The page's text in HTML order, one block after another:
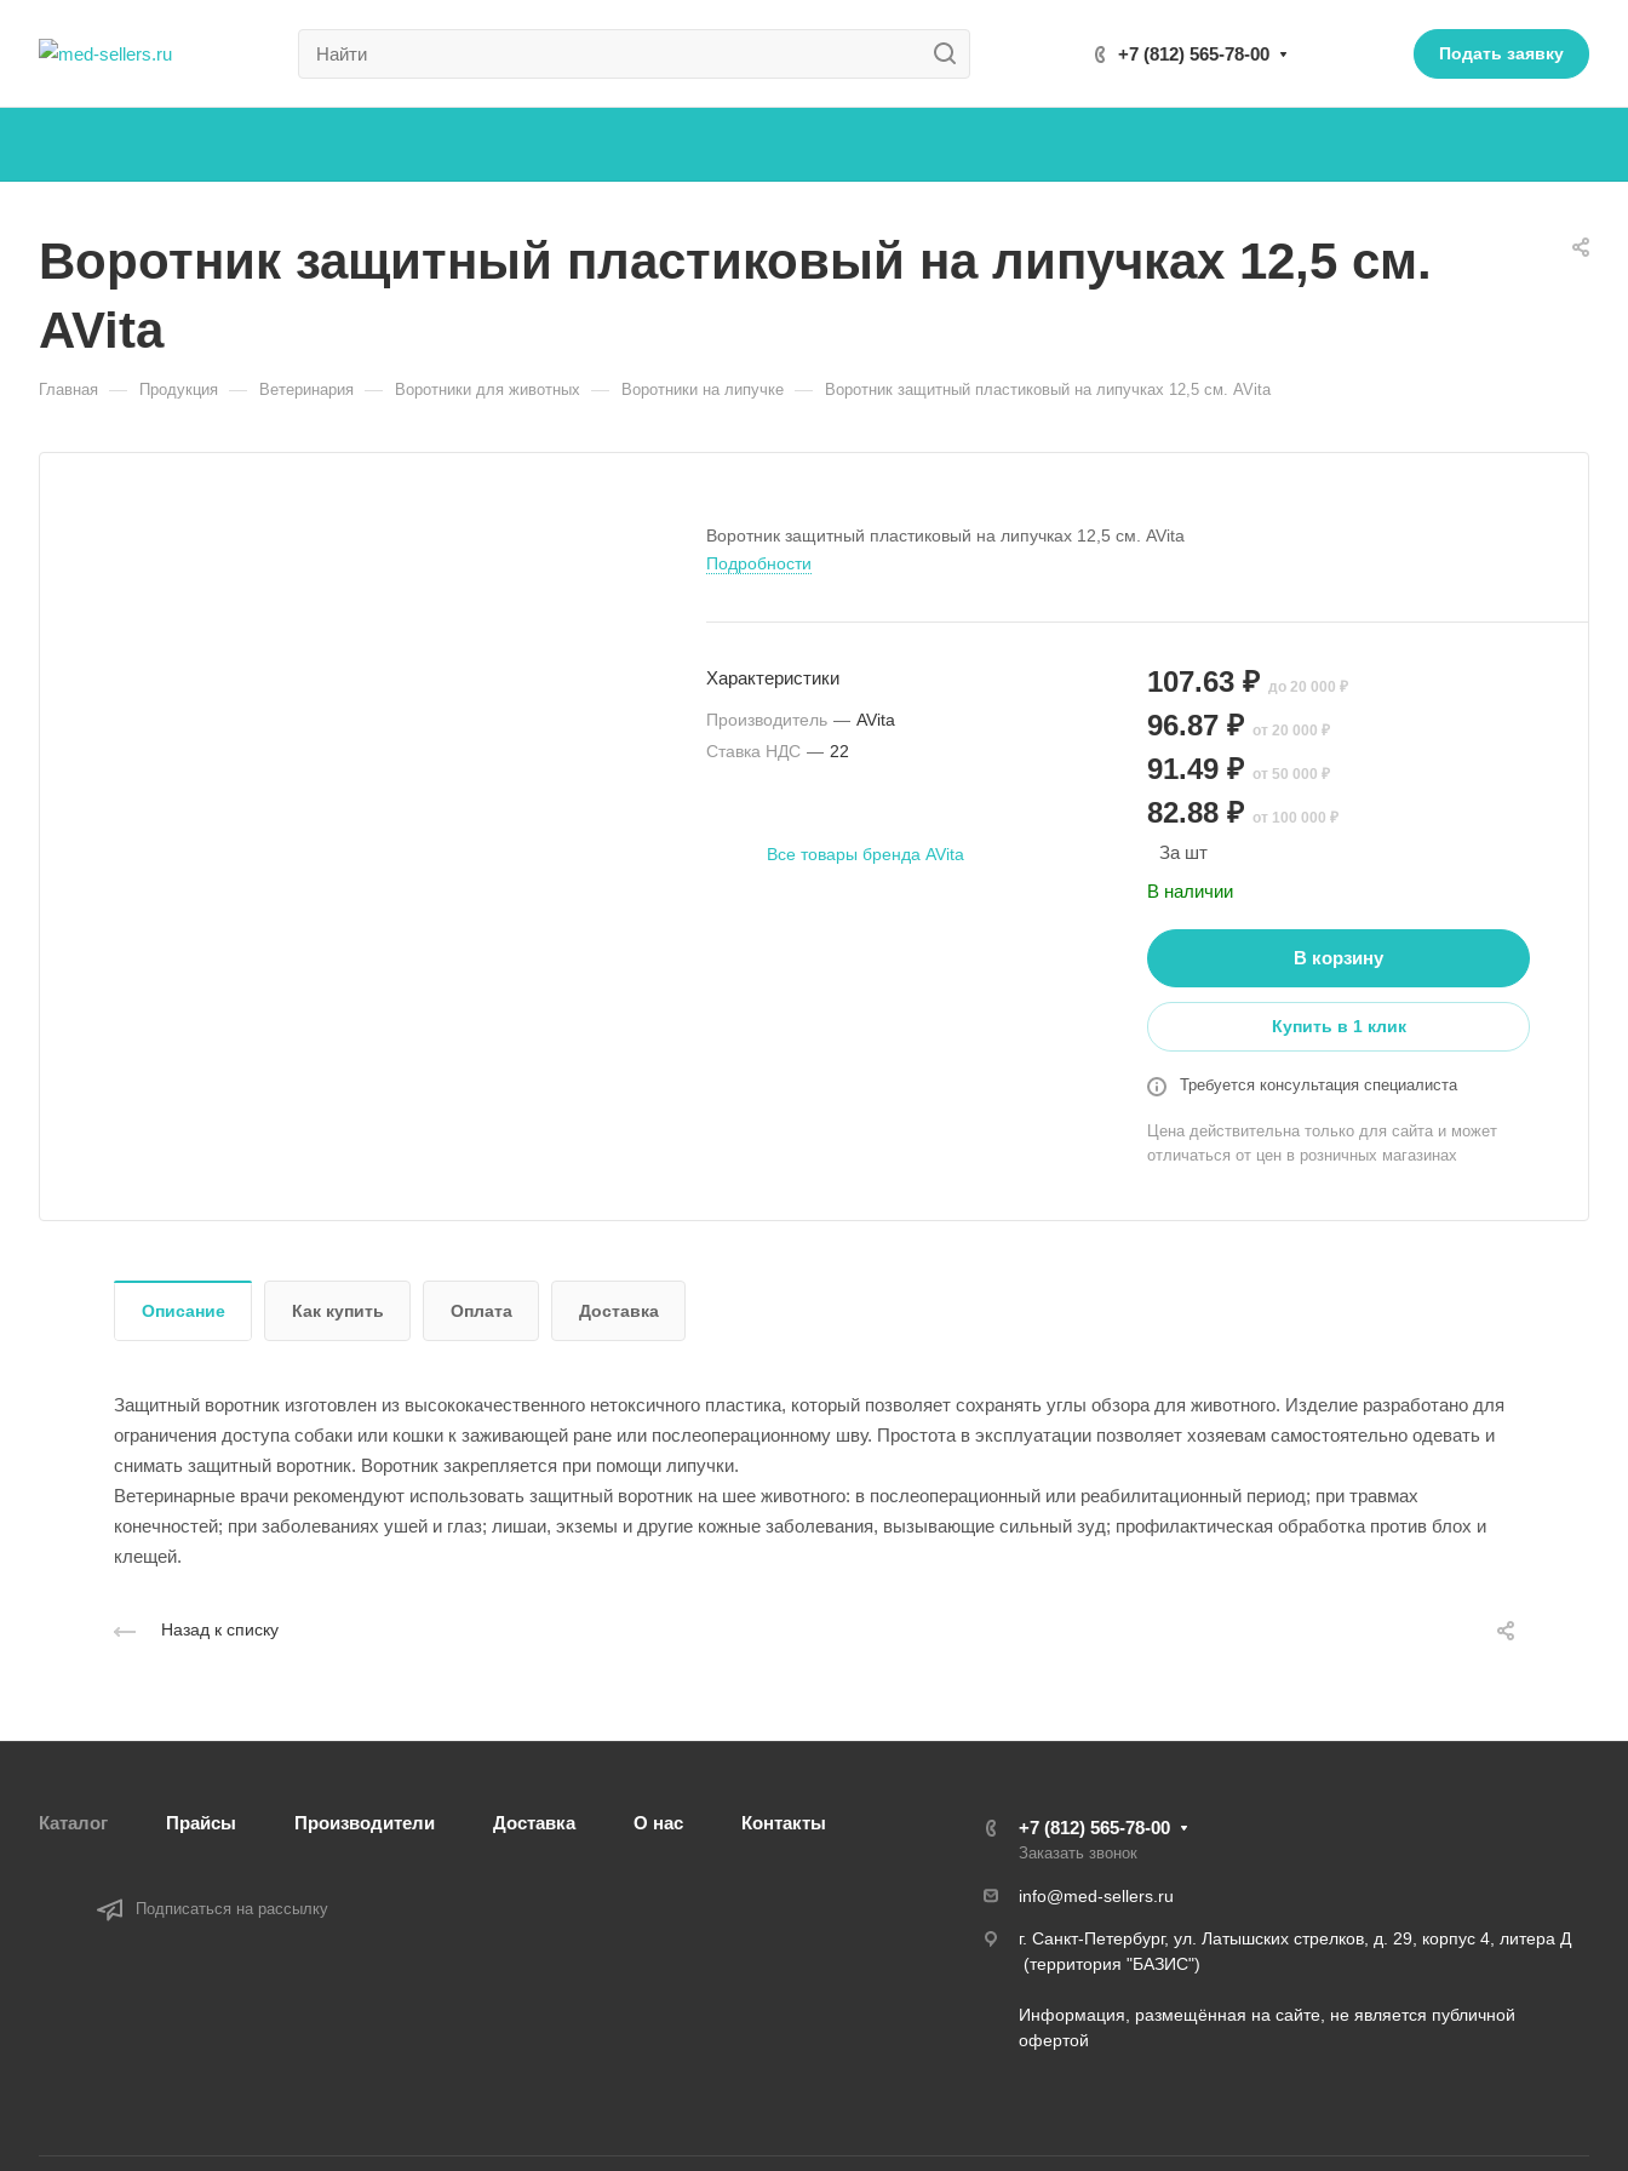
+7 (812) 565-78-00 Подать заявку
Воротник защитный пластиковый на липучках 12,5 см.
AVita
Главная — Продукция — Ветеринария — Воротники для животных — Воротники на липучке — Воротник защитный пластиковый на липучках 12,5 см. AVita
Воротник защитный пластиковый на липучках 12,5 см. AVita
Подробности
Характеристики
Производитель — AVita
Ставка НДС — 22
Все товары бренда AVita
107.63 ₽ до 20 000 ₽
96.87 ₽ от 20 000 ₽
91.49 ₽ от 50 000 ₽
82.88 ₽ от 100 000 ₽
За шт
В наличии
В корзину
Купить в 1 клик
Требуется консультация специалиста
Цена действительна только для сайта и может
отличаться от цен в розничных магазинах
Описание Как купить Оплата Доставка
Защитный воротник изготовлен из высококачественного нетоксичного пластика, который позволяет сохранять углы обзора для животного. Изделие разработано для
ограничения доступа собаки или кошки к заживающей ране или послеоперационному шву. Простота в эксплуатации позволяет хозяевам самостоятельно одевать и
снимать защитный воротник. Воротник закрепляется при помощи липучки.
Ветеринарные врачи рекомендуют использовать защитный воротник на шее животного: в послеоперационный или реабилитационный период; при травмах
конечностей; при заболеваниях ушей и глаз; лишаи, экземы и другие кожные заболевания, вызывающие сильный зуд; профилактическая обработка против блох и
клещей.
Назад к списку
Каталог Прайсы Производители Доставка О нас Контакты
Подписаться на рассылку
+7 (812) 565-78-00
Заказать звонок
info@med-sellers.ru
г. Санкт-Петербург, ул. Латышских стрелков, д. 29, корпус 4, литера Д
(территория "БАЗИС")
Информация, размещённая на сайте, не является публичной
офертой